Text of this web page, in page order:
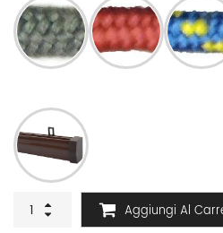
Etrusca
Aggiungi Al